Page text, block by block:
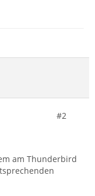
#2
am Thunderbird